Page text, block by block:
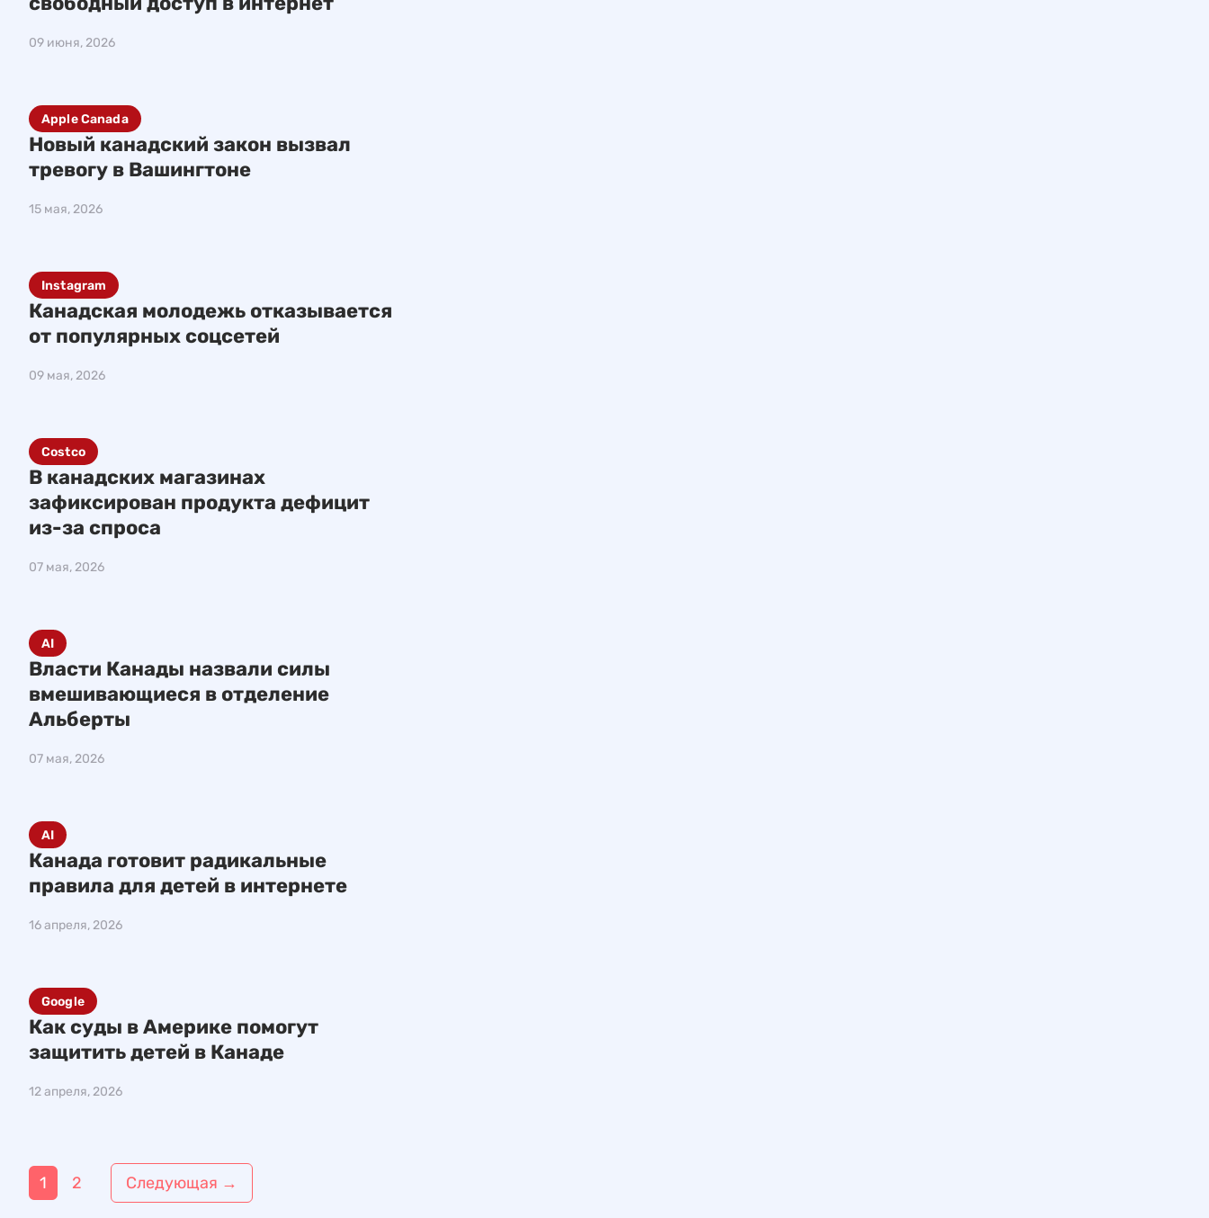
09 июня, 2026
Новый канадский закон вызвал
тревогу в Вашингтоне
15 мая, 2026
Apple Canada
Канадская молодежь отказывается
от популярных соцсетей
09 мая, 2026
Instagram
В канадских магазинах
зафиксирован продукта дефицит
из-за спроса
07 мая, 2026
Costco
Власти Канады назвали силы
вмешивающиеся в отделение
Альберты
07 мая, 2026
AI
Канада готовит радикальные
правила для детей в интернете
16 апреля, 2026
AI
Как суды в Америке помогут
защитить детей в Канаде
12 апреля, 2026
Google
Н
а
1 2 Следующая →